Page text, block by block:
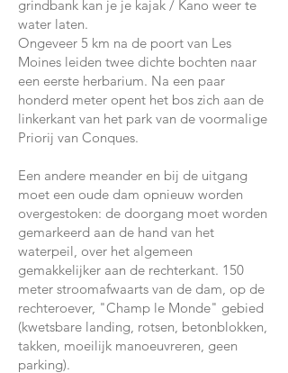
grindbank kan je je kajak / Kano weer te
water laten.
Ongeveer 5 km na de poort van Les
Moines leiden twee dichte bochten naar
een eerste herbarium. Na een paar
honderd meter opent het bos zich aan de
linkerkant van het park van de voormalige
Priorij van Conques.
Een andere meander en bij de uitgang
moet een oude dam opnieuw worden
overgestoken: de doorgang moet worden
gemarkeerd aan de hand van het
waterpeil, over het algemeen
gemakkelijker aan de rechterkant. 150
meter stroomafwaarts van de dam, op de
rechteroever, "Champ le Monde" gebied
(kwetsbare landing, rotsen, betonblokken,
takken, moeilijk manoeuvreren, geen
parking).